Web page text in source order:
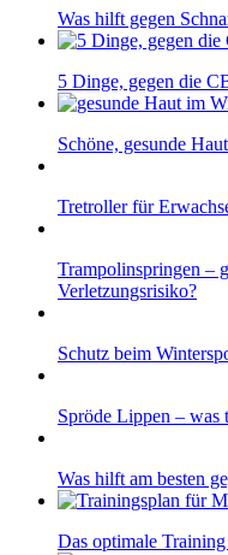
Was hilft gegen
5 Dinge, gegen die
Schöne, gesunde
Tretroller für
Trampolinspringen –
Verletzungsrisiko?
Schutz beim
Spröde Lippen – was
Was hilft am besten
Das optimale